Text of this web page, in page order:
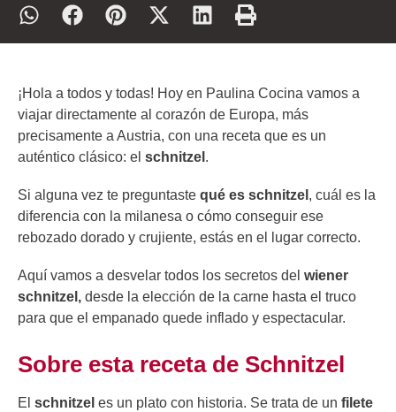
¡Hola a todos y todas! Hoy en Paulina Cocina vamos a
viajar directamente al corazón de Europa, más
precisamente a Austria, con una receta que es un
auténtico clásico: el schnitzel .
Si alguna vez te preguntaste qué es schnitzel , cuál es la
diferencia con la milanesa o cómo conseguir ese
rebozado dorado y crujiente, estás en el lugar correcto.
Aquí vamos a desvelar todos los secretos del wiener
schnitzel, desde la elección de la carne hasta el truco
para que el empanado quede inflado y espectacular.
Sobre esta receta de Schnitzel
El schnitzel es un plato con historia. Se trata de un filete